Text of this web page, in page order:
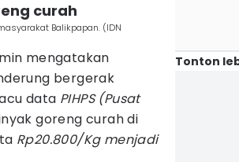
curah
Balikpapan. (IDN
mengatakan
bergerak
data PIHPS (Pusat
goreng curah di
Rp20.800/Kg menjadi
Tonton